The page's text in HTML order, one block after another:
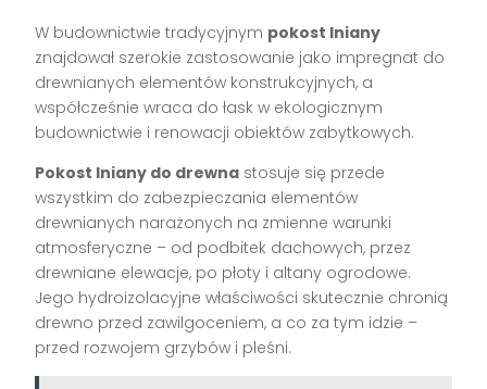
W budownictwie tradycyjnym pokost lniany
znajdował szerokie zastosowanie jako impregnat do
drewnianych elementów konstrukcyjnych, a
współcześnie wraca do łask w ekologicznym
budownictwie i renowacji obiektów zabytkowych.
Pokost lniany do drewna stosuje się przede
wszystkim do zabezpieczania elementów
drewnianych narażonych na zmienne warunki
atmosferyczne – od podbitek dachowych, przez
drewniane elewacje, po płoty i altany ogrodowe.
Jego hydroizolacyjne właściwości skutecznie chronią
drewno przed zawilgoceniem, a co za tym idzie –
przed rozwojem grzybów i pleśni.